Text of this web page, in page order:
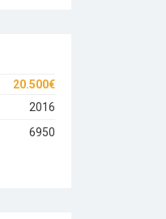
20.500€
2016
6950